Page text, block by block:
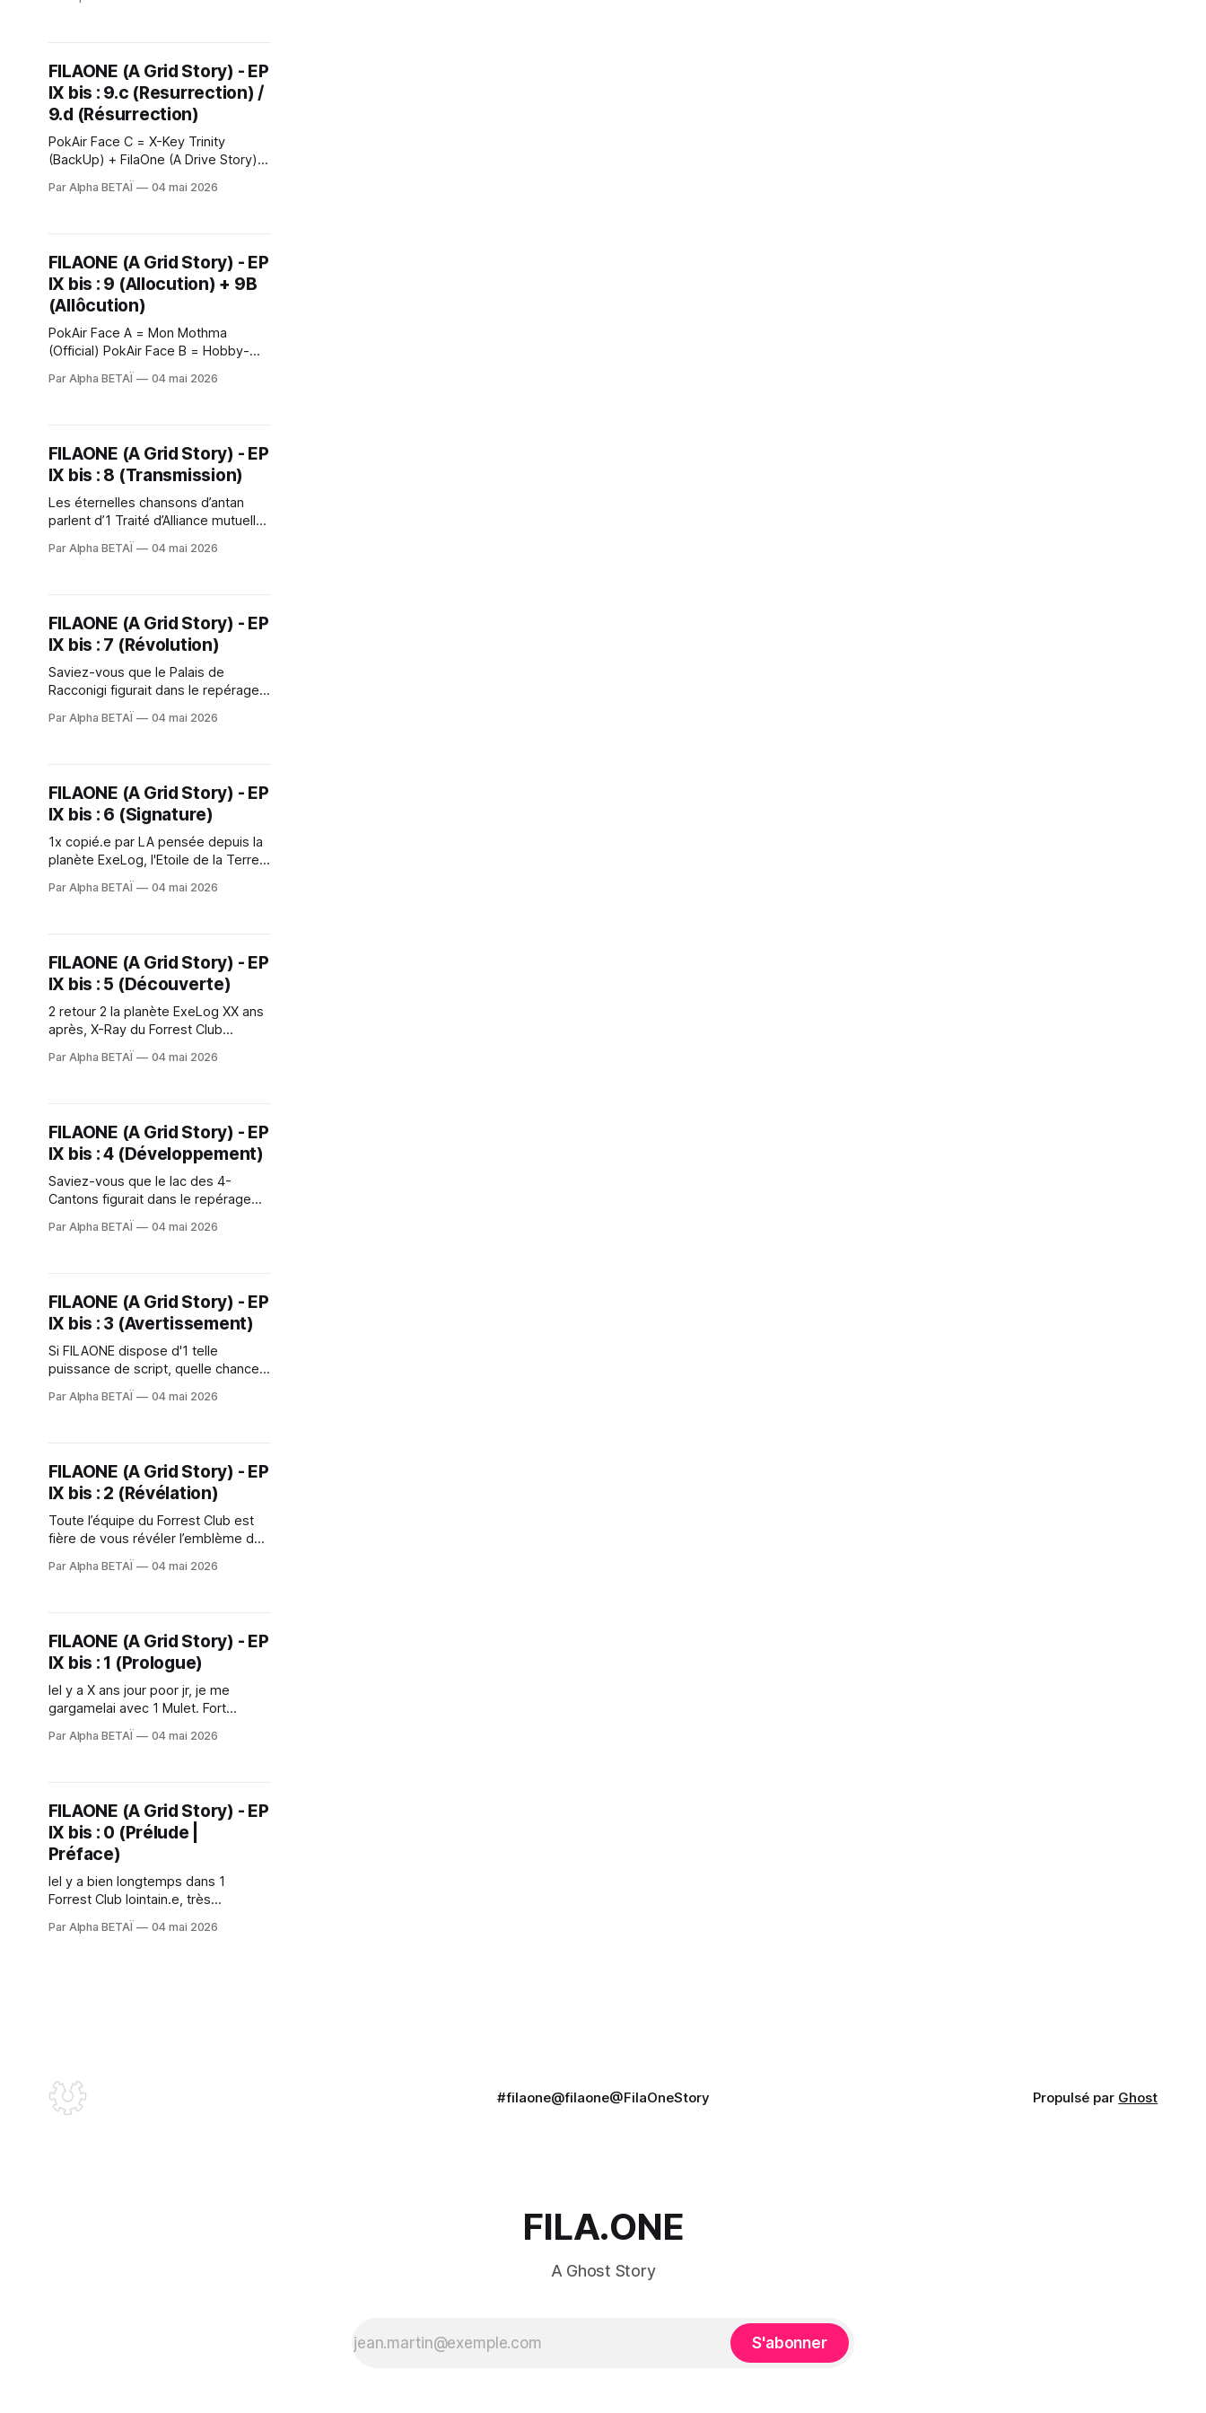
faire partie 2 l’Alliance ReBelle.s
FILAONE (A Grid Story) - EP
IX bis : 9.c (Resurrection) /
9.d (Résurrection)
PokAir Face C = X-Key Trinity
(BackUp) + FilaOne (A Drive Story)
PokAir Face D = X-Key Trinity
(systemd) + LOOKY LUX @ Forrest
Par Alpha BETAÏ 04 mai 2026
FILAONE (A Grid Story) - EP
IX bis : 9 (Allocution) + 9B
(Allôcution)
PokAir Face A = Mon Mothma
(Official) PokAir Face B = Hobby-
Par Alpha BETAÏ 04 mai 2026
FILAONE (A Grid Story) - EP
IX bis : 8 (Transmission)
Les éternelles chansons d’antan
parlent d’1 Traité d’Alliance mutuelle
perpétuel entre Mandalore La
Grande & 1 mystérieux ordre 2
la nuit des temps. 2 son côté
Par Alpha BETAÏ 04 mai 2026
FILAONE (A Grid Story) - EP
IX bis : 7 (Révolution)
Saviez-vous que le Palais de
Racconigi figurait dans le repérage
des décors pour la planète Naboo ?
Tout comme le cabinet des
adoptif Temiri Blagg (qui a bien
grandi depuis l&
Par Alpha BETAÏ 04 mai 2026
FILAONE (A Grid Story) - EP
IX bis : 6 (Signature)
1x copié.e par LA pensée depuis la
planète ExeLog, l'Etoile de la Terre
X-Ray pondit à 1 Paige blanche du
Tico Tac-O-Tac comme 1 sage-
Par Alpha BETAÏ 04 mai 2026
FILAONE (A Grid Story) - EP
IX bis : 5 (Découverte)
2 retour 2 la planète ExeLog XX ans
après, X-Ray du Forrest Club
accompagné.e de son petit frère
adoptif Temiri Blagg autonome sur
m'enterre) que la colline
Par Alpha BETAÏ 04 mai 2026
FILAONE (A Grid Story) - EP
IX bis : 4 (Développement)
Saviez-vous que le lac des 4-
Cantons figurait dans le repérage
des décors pour l'île Jedi ? Tout
comme la colline de Bourlémont
frère adoptif Temiri Blagg (qui a
Par Alpha BETAÏ 04 mai 2026
FILAONE (A Grid Story) - EP
IX bis : 3 (Avertissement)
Si FILAONE dispose d'1 telle
puissance de script, quelle chance
vous reste-t-iel sur le papier ?
Celle 2 croiser le Chemin du Forrest
Par Alpha BETAÏ 04 mai 2026
FILAONE (A Grid Story) - EP
IX bis : 2 (Révélation)
Toute l’équipe du Forrest Club est
fière de vous révéler l’emblème de
l’Alliance ReBelle.s Fille.s qui donne
naissance à notre épisode IX bis.
ou bien
Par Alpha BETAÏ 04 mai 2026
FILAONE (A Grid Story) - EP
IX bis : 1 (Prologue)
Iel y a X ans jour poor jr, je me
gargamelai avec 1 Mulet. Fort
heureusement indemne, le
prototype d'hyper.drive@fila.one
Club tandis que le Nouvel Ordre
mondial se renforçait chaque joor 1
Par Alpha BETAÏ 04 mai 2026
FILAONE (A Grid Story) - EP
IX bis : 0 (Prélude |
Préface)
Iel y a bien longtemps dans 1
Forrest Club lointain.e, très
lointain.e, très très lointain.e... "You
can't win #PalpaTunes, if you strike
Par Alpha BETAÏ 04 mai 2026
#filaone@filaone@FilaOneStory Propulsé par Ghost
FILA.ONE
A Ghost Story
S'abonner